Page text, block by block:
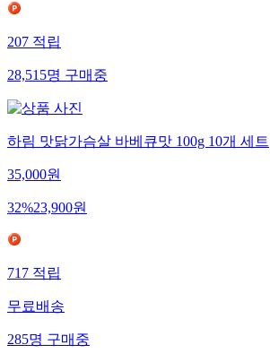
207적립
28,515명구매중
하림 맛닭가슴살 바베큐맛 100g 10개 세트
35,000원
32%23,900원
717적립
무료배송
285명구매중